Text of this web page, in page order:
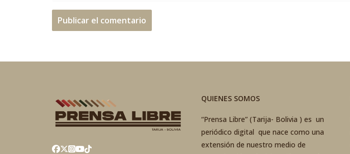
QUIENES SOMOS
“Prensa Libre” (Tarija- Bolivia ) es un
periódico digital que nace como una
extensión de nuestro medio de